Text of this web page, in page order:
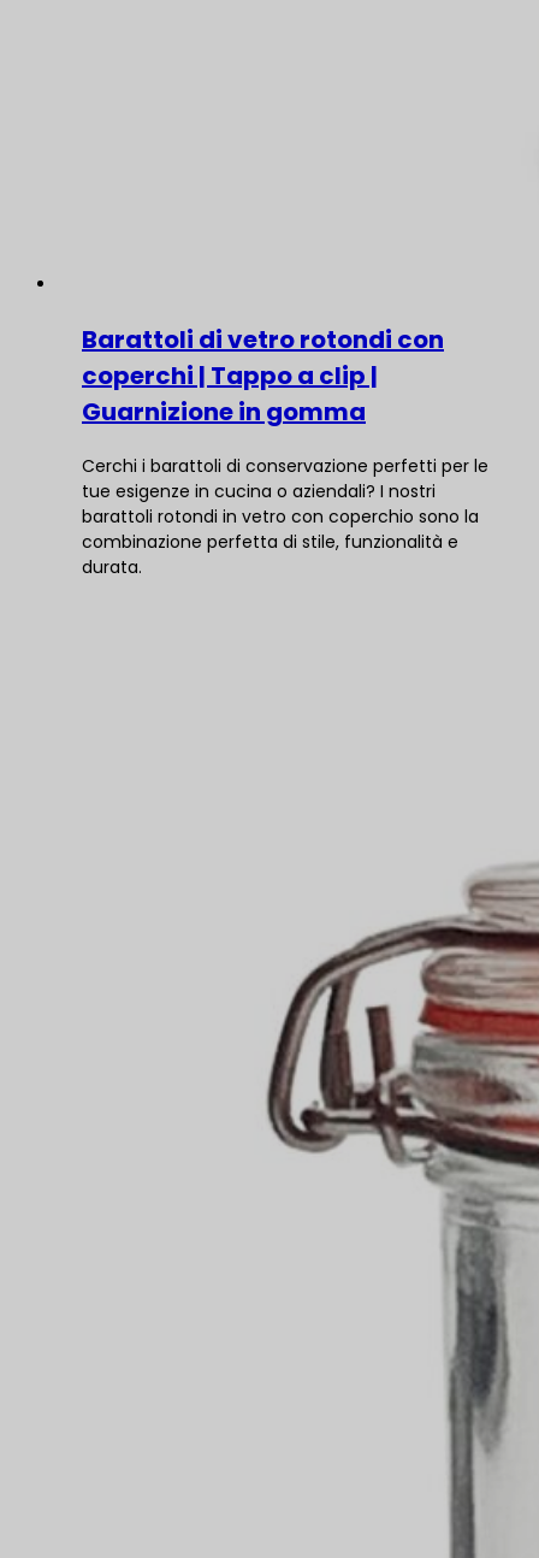
Barattoli di vetro rotondi con
coperchi | Tappo a clip |
Guarnizione in gomma
Cerchi i barattoli di conservazione perfetti per le
tue esigenze in cucina o aziendali? I nostri
barattoli rotondi in vetro con coperchio sono la
combinazione perfetta di stile, funzionalità e
durata.